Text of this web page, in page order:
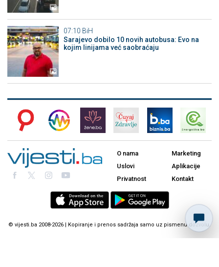
07:10 BiH
Sarajevo dobilo 10 novih autobusa: Evo na
kojim linijama već saobraćaju
O nama
Uslovi
Privatnost
Marketing
Aplikacije
Kontakt
© vijesti.ba 2008-2026 | Kopiranje i prenos sadržaja samo uz pismenu dozvolu.